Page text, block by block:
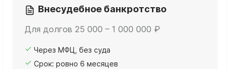
Внесудебное банкротство
Для долгов 25 000 – 1 000 000 ₽
Через МФЦ, без суда
Срок: ровно 6 месяцев